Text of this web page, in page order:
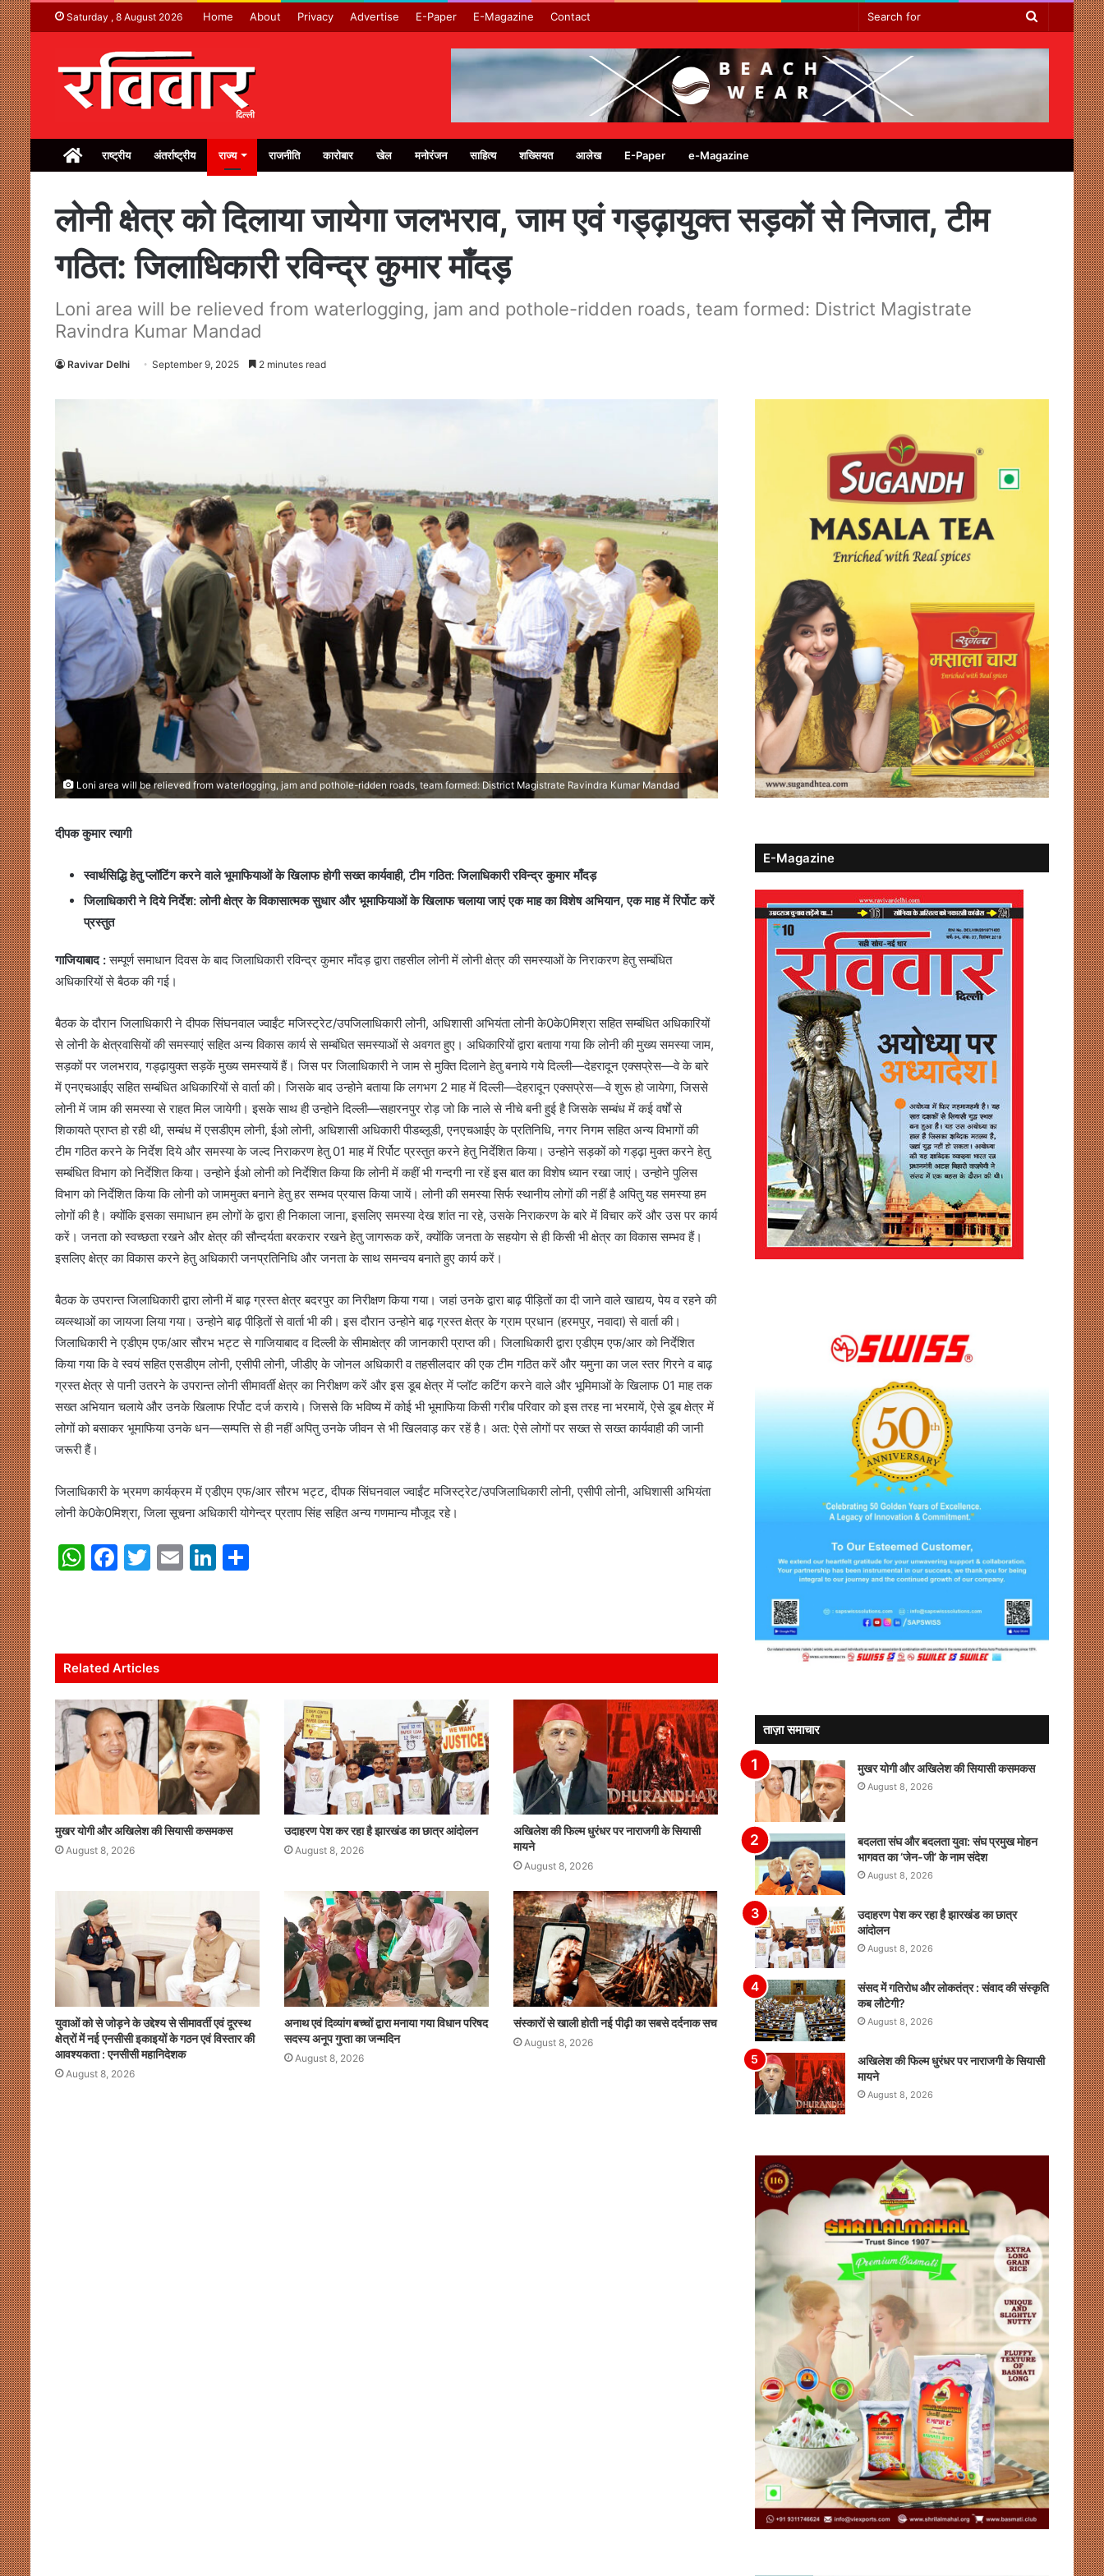
Saturday , 8 August 2026 Home About Privacy Advertise E-Paper E-Magazine Contact
Search
for
Homeराष्ट्रीय अंतर्राष्ट्रीय राज्य राजनीति कारोबार खेल मनोरंजन साहित्य शख्सियत आलेख E-Paper e-Magazine
लोनी क्षेत्र को दिलाया जायेगा जलभराव, जाम एवं गड्ढ़ायुक्त सड़कों से निजात, टीम
गठित: जिलाधिकारी रविन्द्र कुमार माँदड़
Loni area will be relieved from waterlogging, jam and pothole-ridden roads, team formed: District Magistrate
Ravindra Kumar Mandad
Ravivar Delhi September 9, 2025 2 minutes read
Loni area will be relieved from waterlogging, jam and pothole-ridden roads, team formed: District Magistrate Ravindra Kumar Mandad
दीपक कुमार त्यागी
स्वार्थसिद्धि हेतु प्लॉटिंग करने वाले भूमाफियाओं के खिलाफ होगी सख्त कार्यवाही, टीम गठित: जिलाधिकारी रविन्द्र कुमार माँदड़
जिलाधिकारी ने दिये निर्देश: लोनी क्षेत्र के विकासात्मक सुधार और भूमाफियाओं के खिलाफ चलाया जाएं एक माह का विशेष अभियान, एक माह में रिर्पोट करें
प्रस्तुत
गाजियाबाद :सम्पूर्ण समाधान दिवस के बाद जिलाधिकारी रविन्द्र कुमार माँदड़ द्वारा तहसील लोनी में लोनी क्षेत्र की समस्याओं के निराकरण हेतु सम्बंधित
अधिकारियों से बैठक की गई।
बैठक के दौरान जिलाधिकारी ने दीपक सिंघनवाल ज्वाईंट मजिस्ट्रेट/उपजिलाधिकारी लोनी, अधिशासी अभियंता लोनी के0के0मिश्रा सहित सम्बंधित अधिकारियों
से लोनी के क्षेत्रवासियों की समस्याएं सहित अन्य विकास कार्य से सम्बंधित समस्याओं से अवगत हुए। अधिकारियों द्वारा बताया गया कि लोनी की मुख्य समस्या जाम,
सड़कों पर जलभराव, गड्ढ़ायुक्त सड़कें मुख्य समस्यायें हैं। जिस पर ​जिलाधिकारी ने जाम से मुक्ति दिलाने हेतु बनाये गये दिल्ली—देहरादून एक्सप्रेस—वे के बारे
में एनएचआईए सहित सम्बंधित अधिकारियों से वार्ता की। जिसके बाद उन्होने बताया कि लगभग 2 माह में दिल्ली—देहरादून एक्सप्रेस—वे शुरू हो जायेगा, जिससे
लोनी में जाम की समस्या से राहत मिल जायेगी। इसके साथ ही उन्होने दिल्ली—सहारनपुर रोड़ जो कि नाले से नीचे बनी हुई है जिसके सम्बंध में कई वर्षों से
शिकायते प्राप्त हो रही थी, सम्बंध में एसडीएम लोनी, ईओ लोनी, अधिशासी अधिकारी पीडब्लूडी, एनएचआईए के प्रतिनिधि, नगर निगम सहित अन्य विभागों की
टीम गठित करने के निर्देश दिये और समस्या के जल्द निराकरण हेतु 01 माह में रिर्पोट प्रस्तुत करने हेतु निर्देशित किया। उन्होने सड़कों को गड्ढ़ा मुक्त करने हेतु
सम्बंधित विभाग को निर्देशित किया। उन्होने ईओ लोनी को निर्देशित किया कि लोनी में कहीं भी गन्दगी ना रहें इस बात का विशेष ध्यान रखा जाएं। उन्होने पुलिस
विभाग को निर्देशित किया कि लोनी को जाममुक्त बनाने हेतु हर सम्भव प्रयास किया जायें। लोनी की समस्या सिर्फ ​स्थानीय लोगों की नहीं है अपितु यह समस्या हम
लोगों की है। क्योंकि इसका समाधान हम लोगों के द्वारा ही निकाला जाना, इसलिए समस्या देख शांत ना रहे, उसके निराकरण के बारे में विचार करें और उस पर कार्य
करें। जनता को स्वच्छता रखने और क्षेत्र की सौन्दर्यता बरकरार रखने हेतु जागरूक करें, क्योंकि जनता के सहयोग से ही किसी भी क्षेत्र का विकास सम्भव हैं।
इसलिए क्षेत्र का विकास करने हेतु अधिकारी जनप्रतिनिधि और जनता के साथ समन्वय बनाते हुए कार्य करें।
बैठक के उपरान्त जिलाधिकारी द्वारा लोनी में बाढ़ ग्रस्त क्षेत्र बदरपुर का निरीक्षण किया गया। जहां उनके द्वारा बाढ़ पीड़ितों का दी जाने वाले खाद्यय, पेय व रहने की
व्यव्स्थाओं का जायजा लिया गया। उन्होने बाढ़ पीड़ितों से वार्ता भी की। इस दौरान उन्होने बाढ़ ग्रस्त क्षेत्र के ग्राम प्रधान (हरमपुर, नवादा) से वार्ता की।
जिलाधिकारी ने एडीएम एफ/आर सौरभ भट्ट से गाजियाबाद व दिल्ली के सीमाक्षेत्र की जानकारी प्राप्त की। जिलाधिकारी द्वारा एडीएम एफ/आर को निर्देशित
किया गया कि वे स्वयं सहित एसडीएम लोनी, एसीपी लोनी, जीडीए के जोनल अधिकारी व तहसीलदार की एक टीम गठित करें और यमुना का जल स्तर गिरने व बाढ़
ग्रस्त क्षेत्र से पानी उतरने के उपरान्त लोनी सीमावर्ती क्षेत्र का निरीक्षण करें और इस डूब क्षेत्र में प्लॉट कटिंग करने वाले और भूमिमाओं के खिलाफ 01 माह तक
सख्त अभियान चलाये और उनके खिलाफ रिर्पोट दर्ज कराये। जिससे कि भविष्य में कोई भी भूमाफिया किसी गरीब परिवार को इस तरह ना भरमायें, ऐसे डूब क्षेत्र में
लोगों को बसाकर भूमाफिया उनके धन—सम्पत्ति से ही नहीं अपितु उनके जीवन से भी खिलवाड़ कर रहें है। अत: ऐसे लोगों पर सख्त से सख्त कार्यवाही की जानी
जरूरी हैं।
जिलाधिकारी के भ्रमण कार्यक्रम में एडीएम एफ/आर सौरभ भट्ट, दीपक सिंघनवाल ज्वाईंट मजिस्ट्रेट/उपजिलाधिकारी लोनी, एसीपी लोनी, अधिशासी अभियंता
लोनी के0के0मिश्रा, जिला सूचना अधिकारी योगेन्द्र प्रताप सिंह सहित अन्य गणमान्य मौजूद रहे।
W
A
p
p
F
b
o
o
k
T
E
Li
dI
n
Related Articles
मुखर योगी और अखिलेश की सियासी कसमकस
August 8, 2026
उदाहरण पेश कर रहा है झारखंड का छात्र आंदोलन
August 8, 2026
अखिलेश की फिल्म धुरंधर पर नाराजगी के सियासी
मायने
August 8, 2026
युवाओं को से जोड़ने के उद्देश्य से सीमावर्ती एवं दूरस्थ
क्षेत्रों में नई एनसीसी इकाइयों के गठन एवं विस्तार की
आवश्यकता : एनसीसी महानिदेशक
August 8, 2026
अनाथ एवं दिव्यांग बच्चों द्वारा मनाया गया विधान परिषद
सदस्य अनूप गुप्ता का जन्मदिन
August 8, 2026
संस्कारों से खाली होती नई पीढ़ी का सबसे दर्दनाक सच
August 8, 2026
E-Magazine
ताज़ा समाचार
मुखर योगी और अखिलेश की सियासी कसमकस
August 8, 2026
बदलता संघ और बदलता युवा: संघ प्रमुख मोहन
भागवत का ‘जेन-जी’ के नाम संदेश
August 8, 2026
उदाहरण पेश कर रहा है झारखंड का छात्र
आंदोलन
August 8, 2026
संसद में गतिरोध और लोकतंत्र : संवाद की संस्कृति
कब लौटेगी?
August 8, 2026
अखिलेश की फिल्म धुरंधर पर नाराजगी के सियासी
मायने
August 8, 2026